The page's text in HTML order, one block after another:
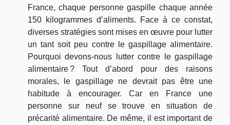
France, chaque personne gaspille chaque année
150 kilogrammes d’aliments. Face à ce constat,
diverses stratégies sont mises en œuvre pour lutter
un tant soit peu contre le gaspillage alimentaire.
Pourquoi devons-nous lutter contre le gaspillage
alimentaire ? Tout d’abord pour des raisons
morales, le gaspillage ne devrait pas être une
habitude à encourager. Car en France une
personne sur neuf se trouve en situation de
précarité alimentaire. De même, il est important de